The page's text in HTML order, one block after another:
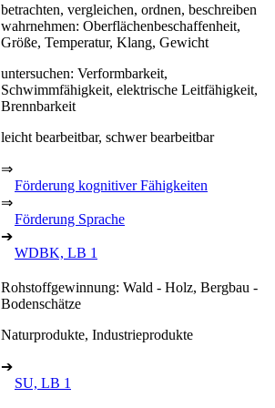
betrachten, vergleichen, ordnen, beschreiben
wahrnehmen: Oberflächenbeschaffenheit,
Größe, Temperatur, Klang, Gewicht
untersuchen: Verformbarkeit,
Schwimmfähigkeit, elektrische Leitfähigkeit,
Brennbarkeit
leicht bearbeitbar, schwer bearbeitbar
⇒
Förderung kognitiver Fähigkeiten
⇒
Förderung Sprache
➔
WDBK, LB 1
Rohstoffgewinnung: Wald - Holz, Bergbau -
Bodenschätze
Naturprodukte, Industrieprodukte
➔
SU, LB 1